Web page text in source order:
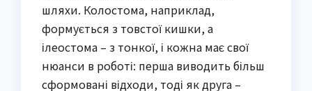
шляхи. Колостома, наприклад,
формується з товстої кишки, а
ілеостома – з тонкої, і кожна має свої
нюанси в роботі: перша виводить більш
сформовані відходи, тоді як друга –